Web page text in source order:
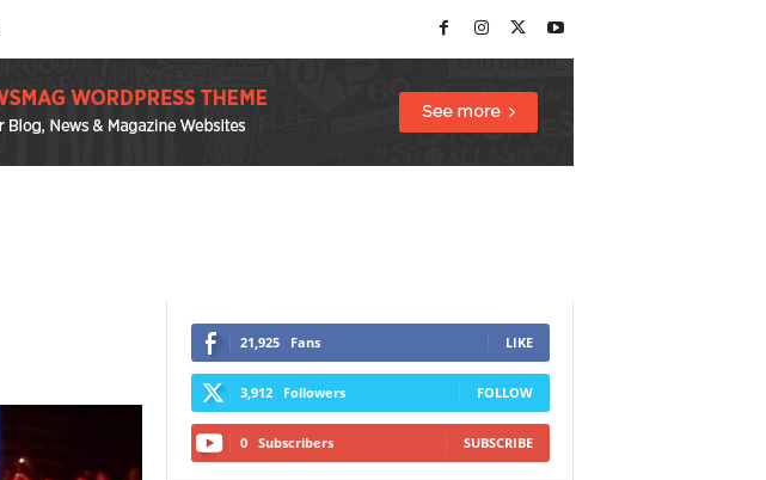
21,925 Fans LIKE
3,912 Followers FOLLOW
0 Subscribers SUBSCRIBE